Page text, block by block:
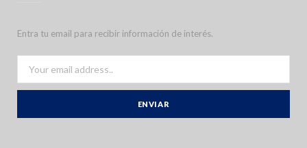
Entra tu email para recibir información de interés.